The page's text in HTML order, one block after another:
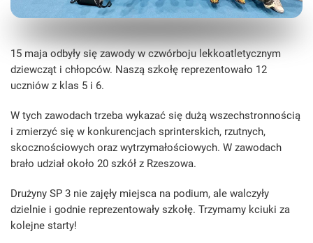
15 maja odbyły się zawody w czwórboju lekkoatletycznym
dziewcząt i chłopców. Naszą szkołę reprezentowało 12
uczniów z klas 5 i 6.
W tych zawodach trzeba wykazać się dużą wszechstronnością
i zmierzyć się w konkurencjach sprinterskich, rzutnych,
skocznościowych oraz wytrzymałościowych. W zawodach
brało udział około 20 szkół z Rzeszowa.
Drużyny SP 3 nie zajęły miejsca na podium, ale walczyły
dzielnie i godnie reprezentowały szkołę. Trzymamy kciuki za
kolejne starty!